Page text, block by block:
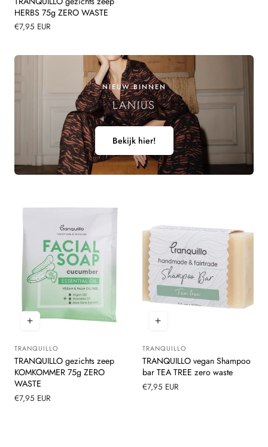
HERBS 75g ZERO WASTE
Normale
€7,95 EUR
NIEUW BINNEN
LANIUS
Bekijk hier!
Leverancier:
TRANQUILLO
TRANQUILLO gezichts zeep
KOMKOMMER 75g ZERO
WASTE
Normale
€7,95 EUR
Leverancier:
TRANQUILLO
TRANQUILLO vegan Shampoo
bar TEA TREE zero waste
Normale
€7,95 EUR